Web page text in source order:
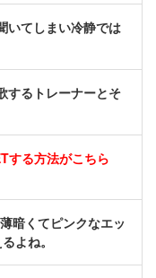
いてしまい冷静では
するトレーナーとそ
する方法がこちら
暗くてピンクなエッ
よね。